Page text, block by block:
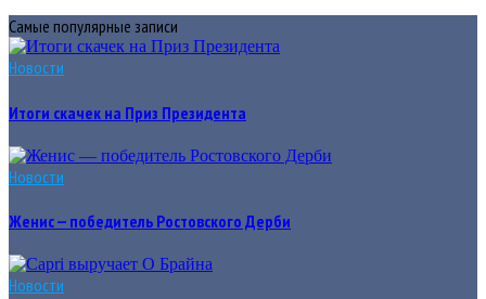
Самые популярные записи
Новости
Итоги скачек на Приз Президента
Новости
Женис — победитель Ростовского Дерби
Новости